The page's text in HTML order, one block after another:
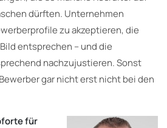
dürften. Unternehmen
zu akzeptieren, die
entsprechen – und die
nachzujustieren. Sonst
gar nicht erst nicht bei den
für